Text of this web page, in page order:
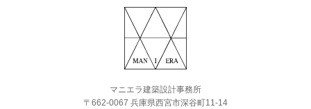
マニエラ建築設計事務所
〒662-0067 兵庫県西宮市深谷町11-14